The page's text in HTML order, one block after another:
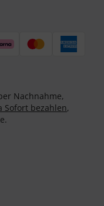
Nachnahme,
Sofort bezahlen,